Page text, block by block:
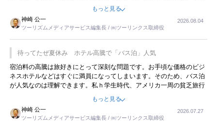
ような意味で、金曜夜にこのようなイベントが行われれば、日本人に
限らず外国人にとっても楽しみが増えるでしょうね。
もっと見る
神崎 公一
ツーリズムメディアサービス編集長 / ㈱ツーリンクス取締役
2026.08.04
待ってたぜ夏休み ホテル高騰で「バス泊」人気
宿泊料の高騰は旅好きにとって深刻な問題です。お手頃な価格のビジ
ネスホテルなどはすぐに満員になってしまいます。そのため、バス泊
が人気なのは理解できます。私ｈ学生時代、アメリカ一周の貧乏旅行
をした時は、移動はグレイハウンドバスでした。夕方から夜の便を利
用してホテル代を浮かせていました。ただし、若いからできたことで
す。若い人が夜行バスで京都に行った、青森に行ったと聞くと、疲れ
が残らないのかなと思ってしまいます。
もっと見る
神崎 公一
ツーリズムメディアサービス編集長 / ㈱ツーリンクス取締役
2026.07.27